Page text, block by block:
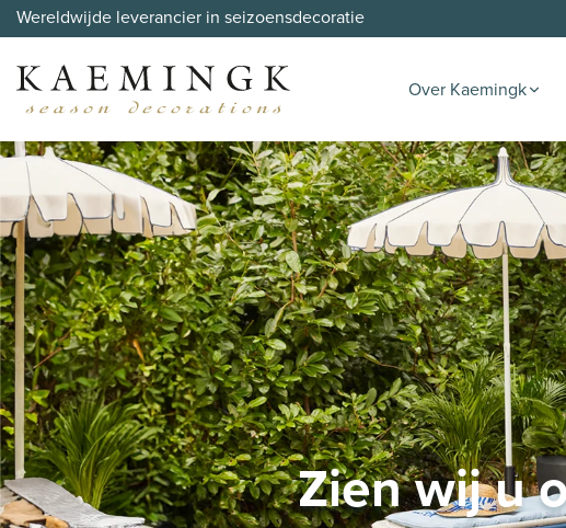
Wereldwijde leverancier in seizoensdecoratie
Over Kaemingk
Zien wij u